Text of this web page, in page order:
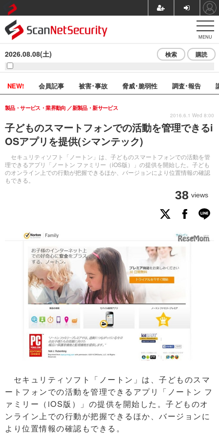
MENU
2026.08.08(土) 検索 購読
NEW! 会員記事 被害･事故 脅威･脆弱性 調査･報告
子どものスマートフォンでの活動を管理できるi
OSアプリを提供(シマンテック)
セキュリティソフト「ノートン」は、子どものスマートフォンでの活動を管
理できるアプリ「ノートン ファミリー（iOS版）」の提供を開始した。子ども
のオンライン上での行動が把握できるほか、バージョンにより位置情報の確認
もできる。
製品・サービス・業界動向 新製品・新サービス
38 views
2016.6.1 Wed 8:00
セキュリティソフト「ノートン」は、子どものスマ
ートフォンでの活動を管理できるアプリ「ノートン フ
ァミリー（iOS版）」の提供を開始した。子どものオ
ンライン上での行動が把握できるほか、バージョンに
より位置情報の確認もできる。